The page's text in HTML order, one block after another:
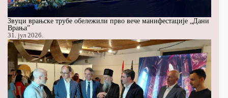
Звуци врањске трубе обележили прво вече манифестације „Дани
Врања”
31. јул 2026.